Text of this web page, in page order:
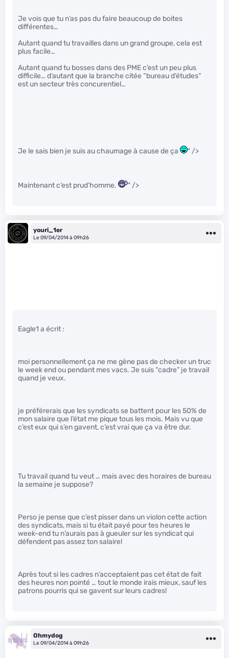
Je vois que tu n’as pas du faire beaucoup de boites
différentes…
Autant quand tu travailles dans un grand groupe, cela est
plus facile…
Autant quand tu bosses dans des PME c’est un peu plus
difficile… d’autant que la branche citée “bureau d’études”
est un secteur très concurentiel…
Je le sais bien je suis au chaumage à cause de ça " />
Maintenant c’est prud’homme. " />
youri_1er
Le 09/04/2014 à 09h26
Eagle1 a écrit :
moi personnellement ça ne me gène pas de checker un truc
le week end ou pendant mes vacs. Je suis “cadre” je travail
quand je veux.
je préférerais que les syndicats se battent pour les 50% de
mon salaire que l’état me pique tous les mois. Mais vu que
c’est eux qui s’en gavent, c’est vrai que ça va être dur.
Tu travail quand tu veut … mais avec des horaires de bureau
la semaine je suppose?
Perso je pense que c’est pisser dans un violon cette action
des syndicats, mais si tu était payé pour tes heures le
week-end tu n’aurais pas à gueuler sur les syndicat qui
défendent pas assez ton salaire!
Après tout si les cadres n’acceptaient pas cet état de fait
des heures non pointé … tout le monde irais mieux, sauf les
patrons pourris qui se gavent sur leurs cadres!
Ohmydog
Le 09/04/2014 à 09h26